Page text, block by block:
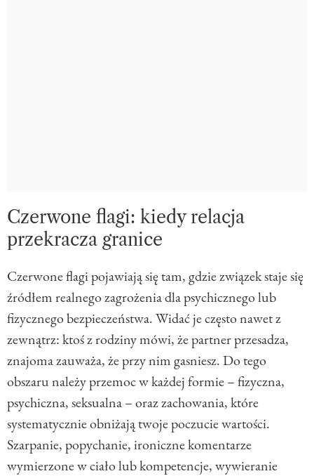
Czerwone flagi: kiedy relacja
przekracza granice
Czerwone flagi pojawiają się tam, gdzie związek staje się
źródłem realnego zagrożenia dla psychicznego lub
fizycznego bezpieczeństwa. Widać je często nawet z
zewnątrz: ktoś z rodziny mówi, że partner przesadza,
znajoma zauważa, że przy nim gasniesz. Do tego
obszaru należy przemoc w każdej formie – fizyczna,
psychiczna, seksualna – oraz zachowania, które
systematycznie obniżają twoje poczucie wartości.
Szarpanie, popychanie, ironiczne komentarze
wymierzone w ciało lub kompetencje, wywieranie